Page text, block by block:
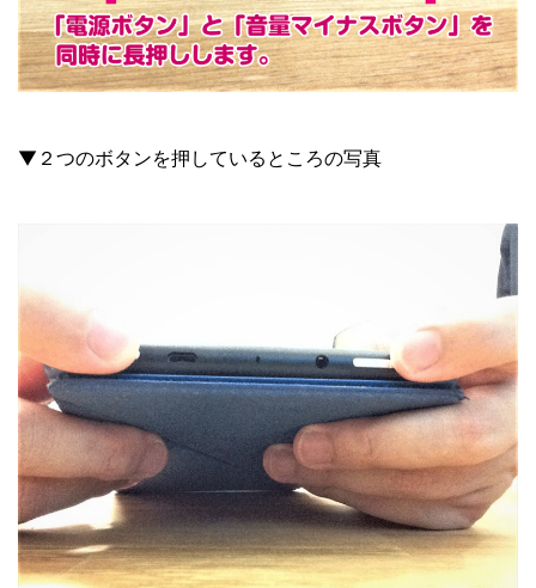
▼２つのボタンを押しているところの写真